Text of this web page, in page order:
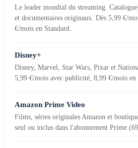
Le leader mondial du streaming.
et documentaires originaux. Dès 5,99 €/
€/mois en Standard.
Disney+
Disney, Marvel, Star Wars, Pixar et
5,99 €/mois avec publicité, 8,99 €/mois en
Amazon Prime Video
Films, séries originales Amazon et
seul ou inclus dans l'abonnement Prime